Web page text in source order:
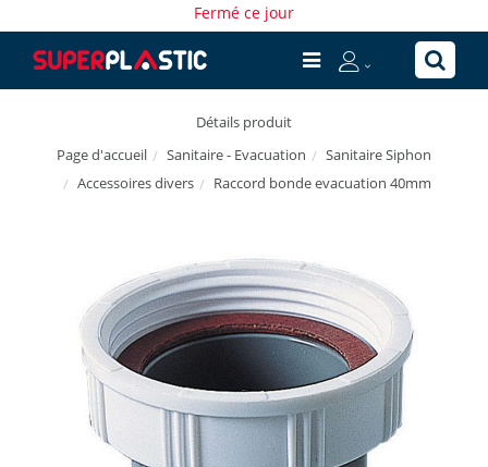
Fermé ce jour
Détails produit
Page d'accueil
Sanitaire - Evacuation
Sanitaire Siphon
Accessoires divers
Raccord bonde evacuation 40mm